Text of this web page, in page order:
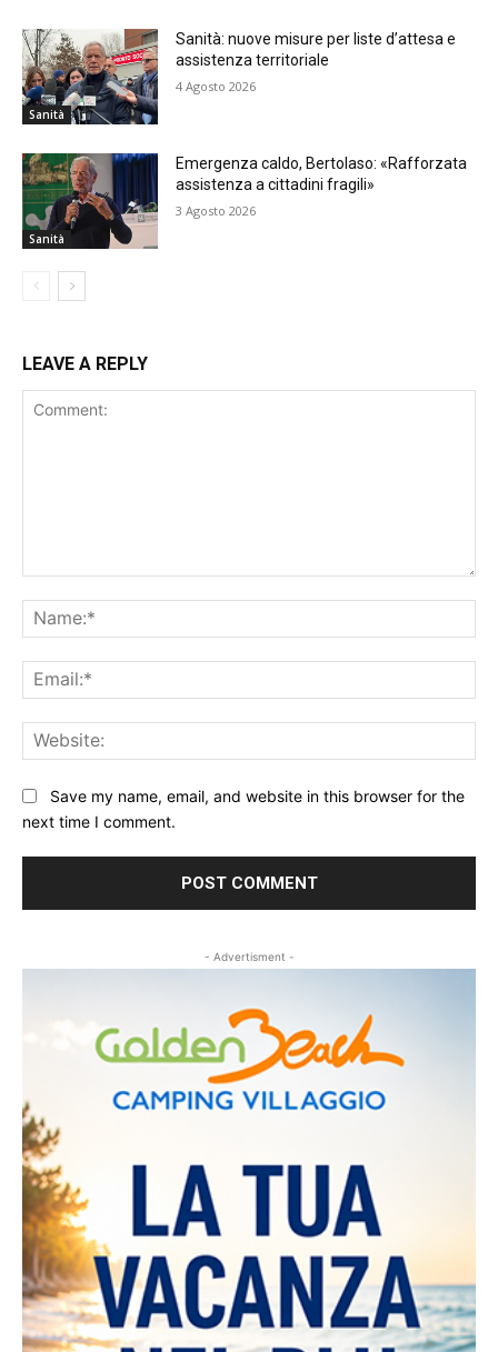
Sanità
Sanità: nuove misure per liste d’attesa e
assistenza territoriale
4 Agosto 2026
Sanità
Emergenza caldo, Bertolaso: «Rafforzata
assistenza a cittadini fragili»
3 Agosto 2026
LEAVE A REPLY
Save my name, email, and website in this browser for the
next time I comment.
- Advertisment -